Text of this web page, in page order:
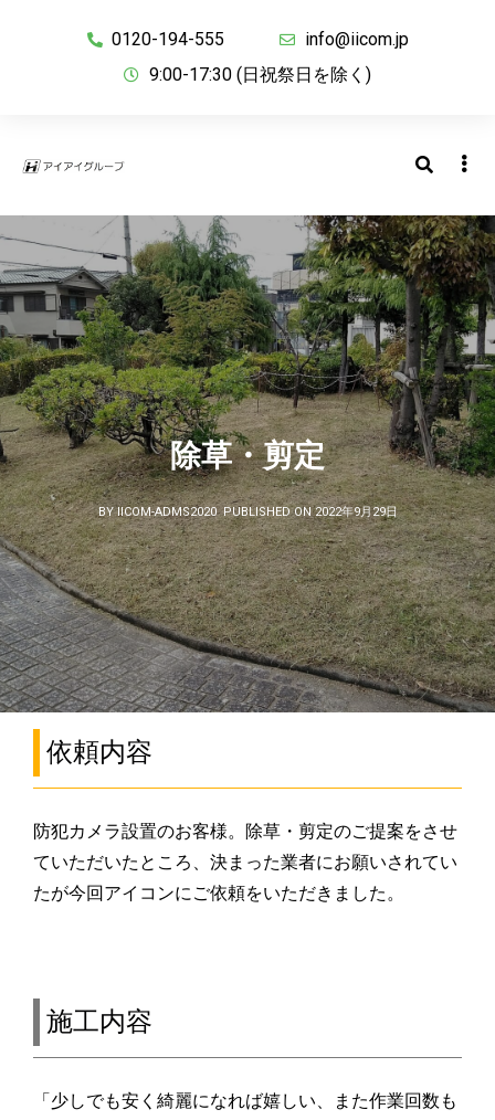
0120-194-555
info@iicom.jp
9:00-17:30 (日祝祭日を除く)
除草・剪定
BY IICOM-ADMS2020 PUBLISHED ON 2022年9月29日
依頼内容
防犯カメラ設置のお客様。除草・剪定のご提案をさせ
ていただいたところ、決まった業者にお願いされてい
たが今回アイコンにご依頼をいただきました。
施工内容
「少しでも安く綺麗になれば嬉しい、また作業回数も